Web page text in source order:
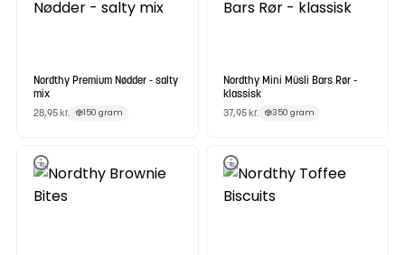
Nordthy Premium Nødder - salty
mix
28,95kr. 150 gram
Nordthy Mini Müsli Bars Rør -
klassisk
37,95kr. 350 gram